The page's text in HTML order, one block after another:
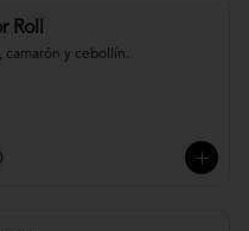
Roll
camarón y cebollín.